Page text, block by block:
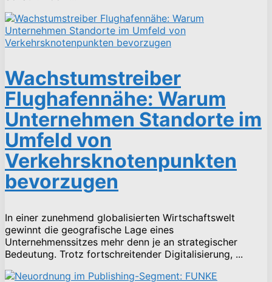
Wachstumstreiber
Flughafennähe: Warum
Unternehmen Standorte im
Umfeld von
Verkehrsknotenpunkten
bevorzugen
In einer zunehmend globalisierten Wirtschaftswelt
gewinnt die geografische Lage eines
Unternehmenssitzes mehr denn je an strategischer
Bedeutung. Trotz fortschreitender Digitalisierung, ...